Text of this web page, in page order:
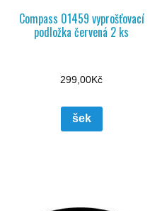
Compass 01459 vyprošťovací
podložka červená 2 ks
299,00Kč
šek